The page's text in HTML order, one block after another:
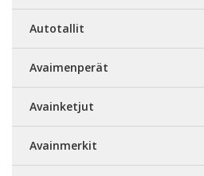
Autotallit
Avaimenperät
Avainketjut
Avainmerkit